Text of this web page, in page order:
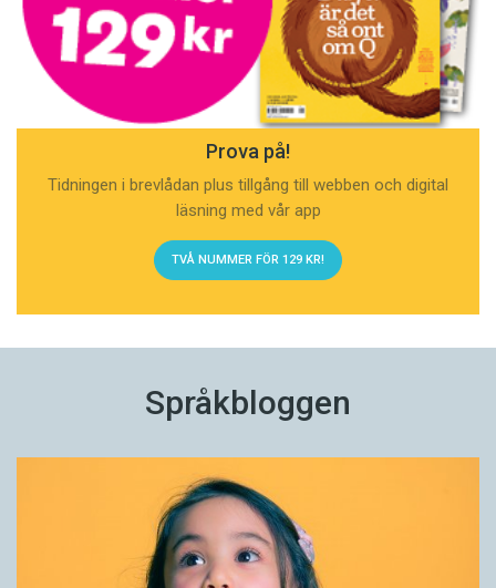
Prova på!
Tidningen i brevlådan plus tillgång till webben och digital
läsning med vår app
TVÅ NUMMER FÖR 129 KR!
Språkbloggen